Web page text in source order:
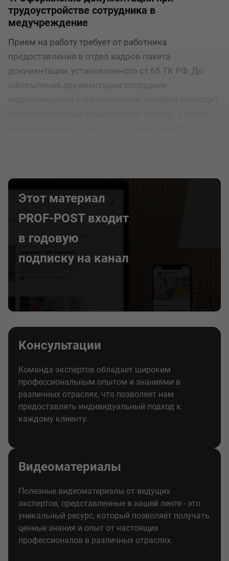
трудоустройстве сотрудника в
медучреждение
Прием на работу требует от работника
предоставления в отдел кадров пакета
документации, установленного ст.65 ТК РФ. До
оформления документации сотрудник
Этот материал
PROF-POST входит
в годовую
подписку на канал
Консультации
Команда экспертов обладает широким
профессиональным опытом и знаниями в
различных отраслях, что позволяет нам
предоставлять индивидуальный подход к
каждому клиенту.
Видеоматериалы
Полезные видеоматериалы от ведущих
экспертов, представленные в нашей ленте - это
уникальный ресурс, который позволяет получать
ценные знания и опыт от настоящих
профессионалов в различных отраслях.